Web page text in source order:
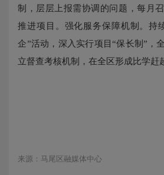
制，层层上报需协调的问题，每月
推进项目。强化服务保障机制。持
企”活动，深入实行项目“保长制”，
立督查考核机制，在全区形成比学赶
来源：马尾区融媒体中心